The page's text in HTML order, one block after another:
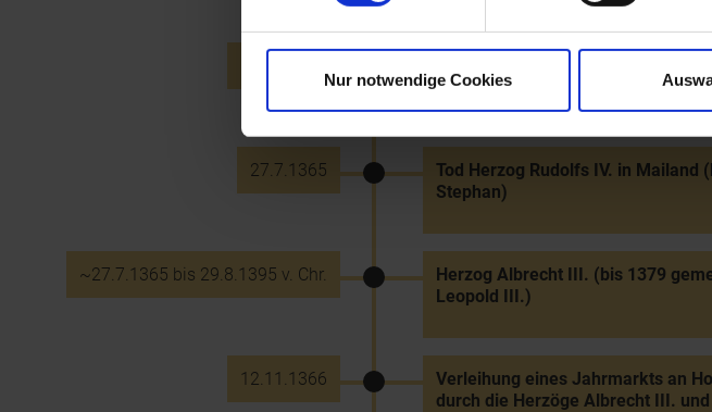
Nur notwendige CookiesAlbrecht III. und Leopold III.
27.7.1365
Tod Herzog Rudolfs IV. in Mailand
Stephan)
~27.7.1365 bis 29.8.1395 v. Chr.
Herzog Albrecht III. (bis 1379
Leopold III.)
12.11.1366
Verleihung eines Jahrmarkts an
durch die Herzöge Albrecht III.